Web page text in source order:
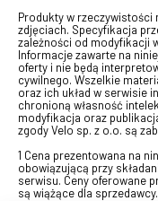
Produkty w
zdjęciach. Specyfikacja
zależności od modyfikacji
Informacje zawarte na
oferty i nie będą
cywilnego. Wszelkie
oraz ich układ w serwisie
chronioną własność
modyfikacja oraz
zgody Velo sp. z o.o. są
1 Cena prezentowana na
obowiązującą przy
serwisu. Ceny oferowane
są wiążące dla sprzedawcy.